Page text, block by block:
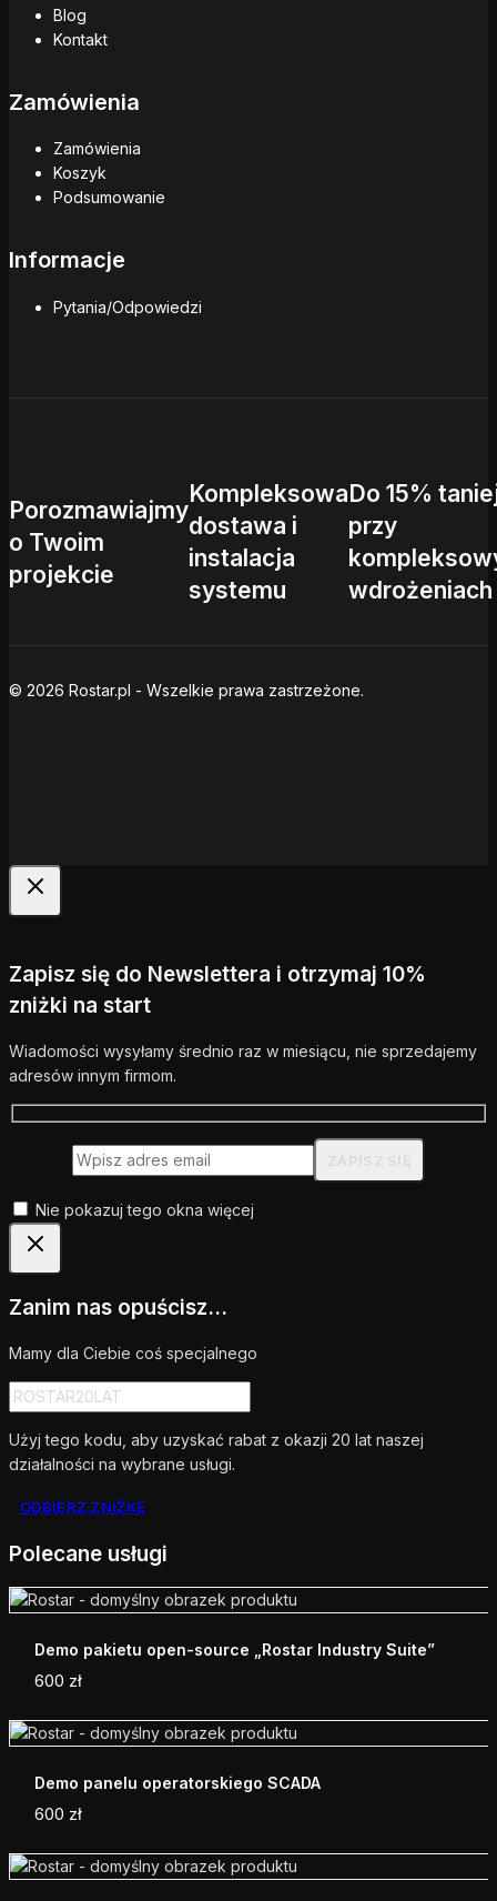
Blog
Kontakt
Zamówienia
Zamówienia
Koszyk
Podsumowanie
Informacje
Pytania/Odpowiedzi
Porozmawiajmy
o Twoim
projekcie
Kompleksowa
dostawa i
instalacja
systemu
Do 15%
przy
wdrożeniach
© 2026 Rostar.pl - Wszelkie prawa zastrzeżone.
Zapisz się do Newslettera i otrzymaj 10%
zniżki na start
Wiadomości wysyłamy średnio raz w miesiącu, nie sprzedajemy
adresów innym firmom.
Nie pokazuj tego okna więcej
Zanim nas opuścisz...
Mamy dla Ciebie coś specjalnego
Użyj tego kodu, aby uzyskać rabat z okazji 20 lat naszej
działalności na wybrane usługi.
ODBIERZ ZNIŻKĘ
Polecane usługi
Demo pakietu open-source „Rostar Industry Suite”
600 zł
Demo panelu operatorskiego SCADA
600 zł